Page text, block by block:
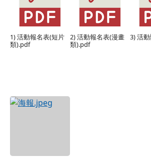
1) 活動報名表(短片
類).pdf
2) 活動報名表(漫畫
類).pdf
3) 活